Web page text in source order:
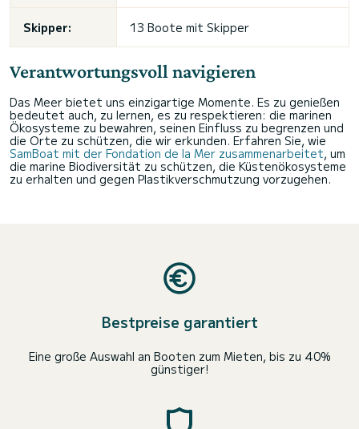
Skipper: 13 Boote mit Skipper
Verantwortungsvoll navigieren
Das Meer bietet uns einzigartige Momente. Es zu genießen
bedeutet auch, zu lernen, es zu respektieren: die marinen
Ökosysteme zu bewahren, seinen Einfluss zu begrenzen und
die Orte zu schützen, die wir erkunden. Erfahren Sie, wie
SamBoat mit der Fondation de la Mer zusammenarbeitet, um
die marine Biodiversität zu schützen, die Küstenökosysteme
zu erhalten und gegen Plastikverschmutzung vorzugehen.
Bestpreise garantiert
Eine große Auswahl an Booten zum Mieten, bis zu 40%
günstiger!